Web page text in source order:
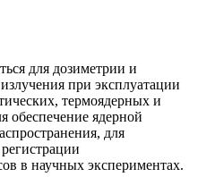
для дозиметрии и
при эксплуатации
термоядерных и
обеспечение ядерной
для
в научных экспериментах.